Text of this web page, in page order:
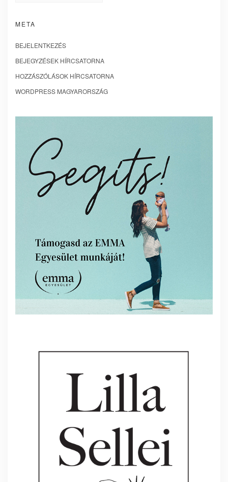
META
BEJELENTKEZÉS
BEJEGYZÉSEK HÍRCSATORNA
HOZZÁSZÓLÁSOK HÍRCSATORNA
WORDPRESS MAGYARORSZÁG